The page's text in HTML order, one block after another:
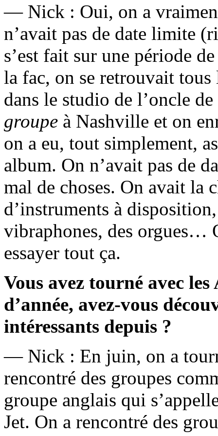
— Nick : Oui, on a
n’avait pas de date limite
s’est fait sur une période
la fac, on se retrouvait tous
dans le studio de l’oncle
groupe à Nashville et on
on a eu, tout simplement,
album. On n’avait pas de
mal de choses. On avait la
d’instruments à
vibraphones, des orgues…
essayer tout ça.
Vous avez tourné avec
d’année, avez-vous
intéressants depuis ?
— Nick : En juin, on a
rencontré des groupes
groupe anglais qui
Jet. On a rencontré des